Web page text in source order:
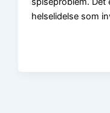
helselidelse som